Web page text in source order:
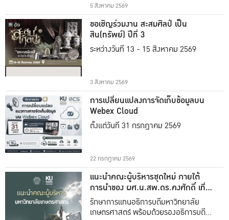
5 สิงหาคม 2569
ขอเชิญร่วมงาน สะสมศิลป์ เป็น
สิน(ทรัพย์) ปีที่ 3
ระหว่างวันที่ 13 - 15 สิงหาคม 2569
3 สิงหาคม 2569
การเปลี่ยนแปลงการจัดเก็บข้อมูลบน
Webex Cloud
ตั้งแต่วันที่ 31 กรกฎาคม 2569
22 กรกฎาคม 2569
แนะนำคณะผู้บริหารชุดใหม่ ภายใต้
การนำของ ผศ.น.สพ.ดร.คงศักดิ์ เที่ยง
ธรรม
รักษาการแทนอธิการบดีมหาวิทยาลัย
เกษตรศาสตร์ พร้อมด้วยรองอธิการบดีทั้ง